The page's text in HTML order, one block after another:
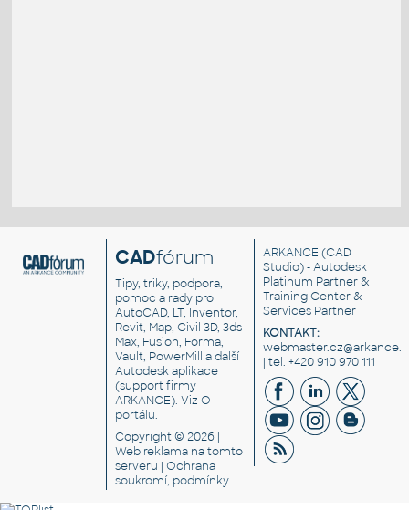
CADfórum
Tipy, triky, podpora,
pomoc a rady pro
AutoCAD, LT, Inventor,
Revit, Map, Civil 3D, 3ds
Max, Fusion, Forma,
Vault, PowerMill a další
Autodesk aplikace
(support firmy
ARKANCE). VizO
portálu.
Copyright © 2026 |
Web reklama na tomto
serveru |Ochrana
soukromí, podmínky
ARKANCE (CAD
Studio) - Autodesk
Platinum Partner &
Training Center &
Services Partner
KONTAKT:
| tel. +420 910 970 111